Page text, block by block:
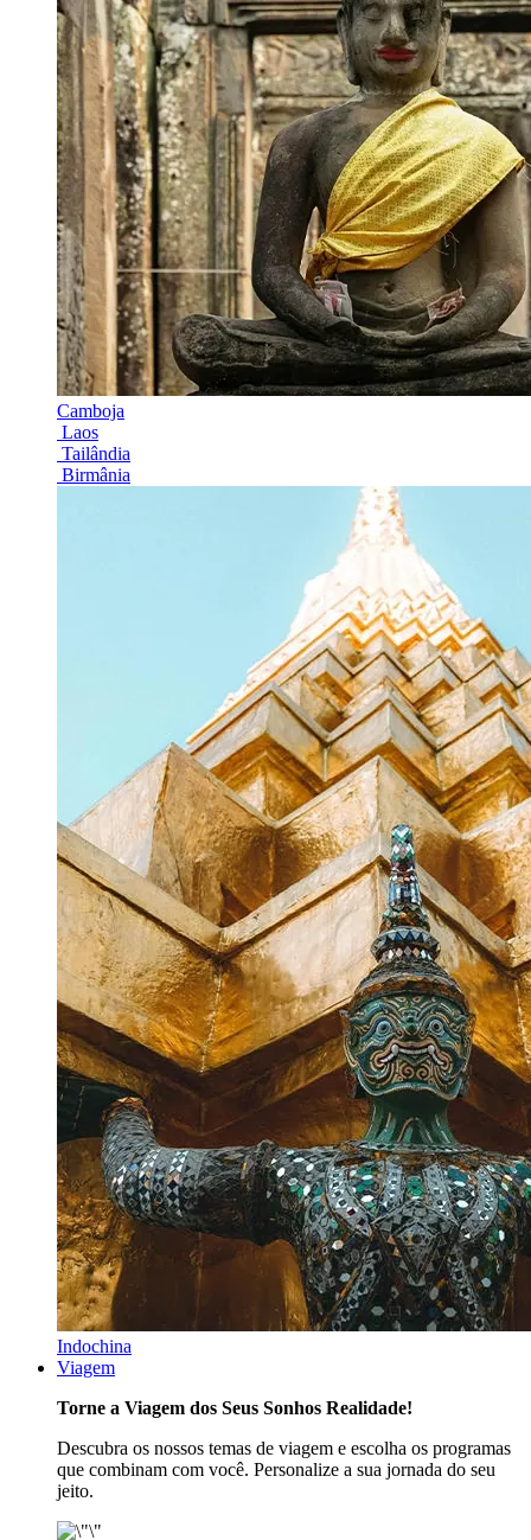
Camboja
Laos
Tailândia
Birmânia
Indochina
Viagem
Torne a Viagem dos Seus Sonhos Realidade!
Descubra os nossos temas de viagem e escolha os programas
que combinam com você. Personalize a sua jornada do seu
jeito.